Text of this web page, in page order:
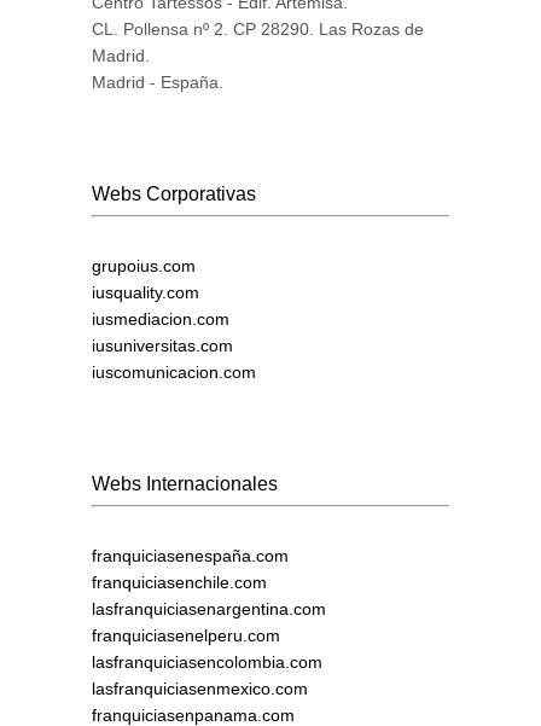
CL. Pollensa nº 2. CP 28290. Las Rozas de
Madrid.
Madrid - España.
Webs Corporativas
grupoius.com
iusquality.com
iusmediacion.com
iusuniversitas.com
iuscomunicacion.com
Webs Internacionales
franquiciasenespaña.com
franquiciasenchile.com
lasfranquiciasenargentina.com
franquiciasenelperu.com
lasfranquiciasencolombia.com
lasfranquiciasenmexico.com
franquiciasenpanama.com